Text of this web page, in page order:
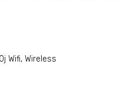
Wifi, Wireless